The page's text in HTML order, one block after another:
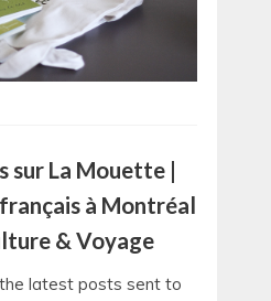
sur La Mouette |
à Montréal
& Voyage
latest posts sent to